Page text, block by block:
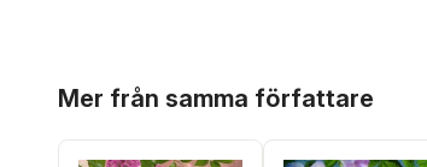
Mer från samma författare